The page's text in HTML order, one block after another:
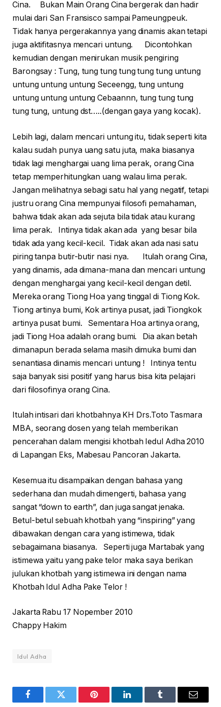
Cina. Bukan Main Orang Cina bergerak dan hadir
mulai dari San Fransisco sampai Pameungpeuk.
Tidak hanya pergerakannya yang dinamis akan tetapi
juga aktifitasnya mencari untung. Dicontohkan
kemudian dengan menirukan musik pengiring
Barongsay : Tung, tung tung tung tung tung untung
untung untung untung Seceengg, tung untung
untung untung untung Cebaannn, tung tung tung
tung tung, untung dst…..(dengan gaya yang kocak).
Lebih lagi, dalam mencari untung itu, tidak seperti kita
kalau sudah punya uang satu juta, maka biasanya
tidak lagi menghargai uang lima perak, orang Cina
tetap memperhitungkan uang walau lima perak.
Jangan melihatnya sebagi satu hal yang negatif, tetapi
justru orang Cina mempunyai filosofi pemahaman,
bahwa tidak akan ada sejuta bila tidak atau kurang
lima perak. Intinya tidak akan ada yang besar bila
tidak ada yang kecil-kecil. Tidak akan ada nasi satu
piring tanpa butir-butir nasi nya. Itulah orang Cina,
yang dinamis, ada dimana-mana dan mencari untung
dengan menghargai yang kecil-kecil dengan detil.
Mereka orang Tiong Hoa yang tinggal di Tiong Kok.
Tiong artinya bumi, Kok artinya pusat, jadi Tiongkok
artinya pusat bumi. Sementara Hoa artinya orang,
jadi Tiong Hoa adalah orang bumi. Dia akan betah
dimanapun berada selama masih dimuka bumi dan
senantiasa dinamis mencari untung ! Intinya tentu
saja banyak sisi positif yang harus bisa kita pelajari
dari filosofinya orang Cina.
Itulah intisari dari khotbahnya KH Drs.Toto Tasmara
MBA, seorang dosen yang telah memberikan
pencerahan dalam mengisi khotbah Iedul Adha 2010
di Lapangan Eks, Mabesau Pancoran Jakarta.
Kesemua itu disampaikan dengan bahasa yang
sederhana dan mudah dimengerti, bahasa yang
sangat “down to earth”, dan juga sangat jenaka.
Betul-betul sebuah khotbah yang “inspiring” yang
dibawakan dengan cara yang istimewa, tidak
sebagaimana biasanya. Seperti juga Martabak yang
istimewa yaitu yang pake telor maka saya berikan
julukan khotbah yang istimewa ini dengan nama
Khotbah Idul Adha Pake Telor !
Jakarta Rabu 17 Nopember 2010
Chappy Hakim
Idul Adha
FacebookTwitter Pinterest LinkedInTumblr Email